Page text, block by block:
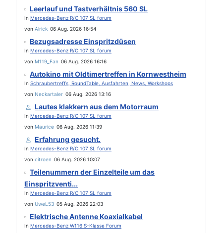
Leerlauf und Tastverhältnis 560 SL
In Mercedes-Benz R/C 107 SL forum
von Alrick 06 Aug. 2026 16:54
Bezugsadresse Einspritzdüsen
In Mercedes-Benz R/C 107 SL forum
von M119_Fan 06 Aug. 2026 16:16
Autokino mit Oldtimertreffen in Kornwestheim
In Schraubertreffs, RoundTable, Ausfahrten, News, Workshops
von Neckartaler 06 Aug. 2026 13:16
Lautes klakkern aus dem Motorraum
In Mercedes-Benz R/C 107 SL forum
von Maurice 06 Aug. 2026 11:39
Erfahrung gesucht.
In Mercedes-Benz R/C 107 SL forum
von citroen 06 Aug. 2026 10:07
Teilenummern der Einzelteile um das
Einspritzventi...
In Mercedes-Benz R/C 107 SL forum
von UweL53 05 Aug. 2026 22:03
Elektrische Antenne Koaxialkabel
In Mercedes-Benz W116 S-Klasse Forum